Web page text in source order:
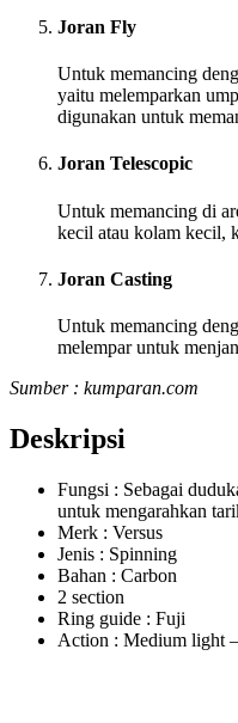
Joran Fly
Untuk memancing
yaitu melemparkan
digunakan untuk
Joran Telescopic
Untuk memancing di
kecil atau kolam kecil,
Joran Casting
Untuk memancing
melempar untuk
Sumber : kumparan.com
Deskripsi
Fungsi : Sebagai
untuk mengarahkan
Merk : Versus
Jenis : Spinning
Bahan : Carbon
2 section
Ring guide : Fuji
Action : Medium light